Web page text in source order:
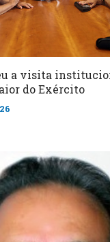
a visita
do Exército